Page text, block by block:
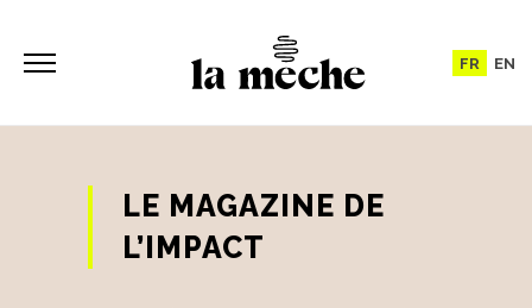
FR EN
LE MAGAZINE DE
L’IMPACT